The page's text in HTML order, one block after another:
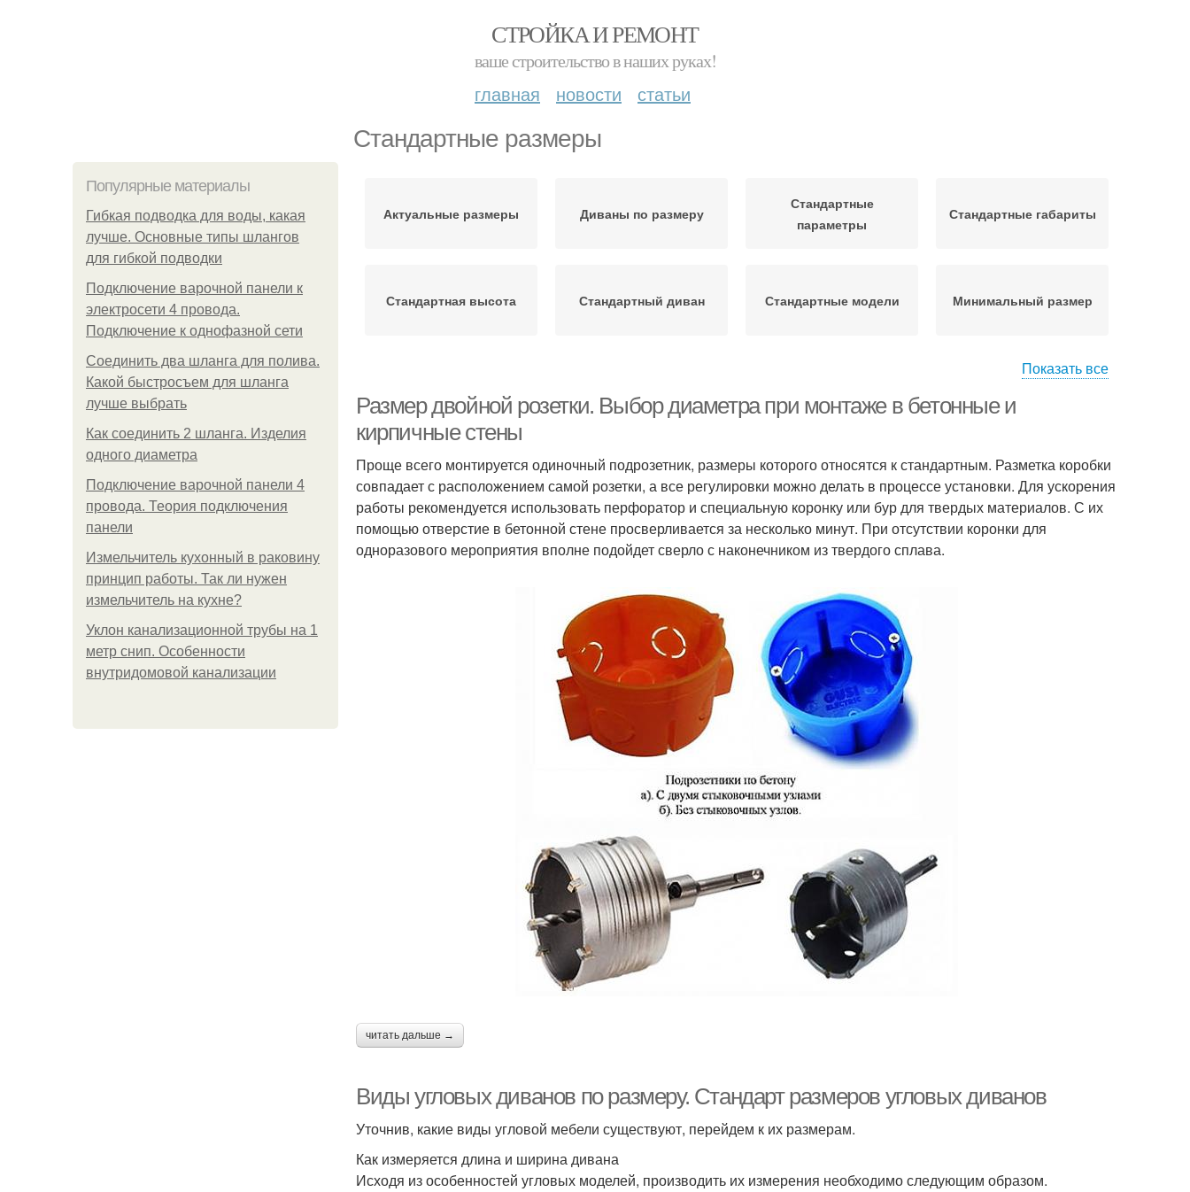
СТРОЙКА И РЕМОНТ
ваше строительство в наших руках!
главная новости статьи
Стандартные размеры
Популярные материалы
Гибкая подводка для воды, какая
лучше. Основные типы шлангов
для гибкой подводки
Подключение варочной панели к
электросети 4 провода.
Подключение к однофазной сети
Соединить два шланга для полива.
Какой быстросъем для шланга
лучше выбрать
Как соединить 2 шланга. Изделия
одного диаметра
Подключение варочной панели 4
провода. Теория подключения
панели
Измельчитель кухонный в раковину
принцип работы. Так ли нужен
измельчитель на кухне?
Уклон канализационной трубы на 1
метр снип. Особенности
внутридомовой канализации
Актуальные размеры Диваны по размеру
Стандартные
параметры
Стандартные габариты
Стандартная высота Стандартный диван Стандартные модели Минимальный размер
Комфортный размер Больший размер
Геометрические
размеры
Минимальные размеры
Размеры для установки
Показать все
Размер двойной розетки. Выбор диаметра при монтаже в бетонные и
кирпичные стены
Проще всего монтируется одиночный подрозетник, размеры которого относятся к стандартным. Разметка коробки
совпадает с расположением самой розетки, а все регулировки можно делать в процессе установки. Для ускорения
работы рекомендуется использовать перфоратор и специальную коронку или бур для твердых материалов. С их
помощью отверстие в бетонной стене просверливается за несколько минут. При отсутствии коронки для
одноразового мероприятия вполне подойдет сверло с наконечником из твердого сплава.
читать дальше →
Виды угловых диванов по размеру. Стандарт размеров угловых диванов
Уточнив, какие виды угловой мебели существуют, перейдем к их размерам.
Как измеряется длина и ширина дивана
Исходя из особенностей угловых моделей, производить их измерения необходимо следующим образом.